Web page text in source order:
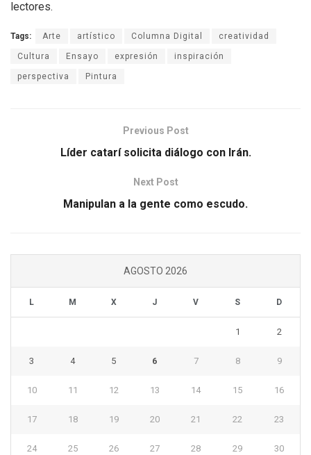
lectores.
Tags: Arte artístico Columna Digital creatividad
Cultura Ensayo expresión inspiración
perspectiva Pintura
Previous Post
Líder catarí solicita diálogo con Irán.
Next Post
Manipulan a la gente como escudo.
AGOSTO 2026
L M X J V S D
1 2
3 4 5 6 7 8 9
10 11 12 13 14 15 16
17 18 19 20 21 22 23
24 25 26 27 28 29 30